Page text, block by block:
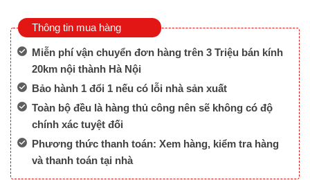
Thông tin mua hàng
Miễn phí vận chuyển đơn hàng trên 3 Triệu bán kính
20km nội thành Hà Nội
Bảo hành 1 đổi 1 nếu có lỗi nhà sản xuất
Toàn bộ đều là hàng thủ công nên sẽ không có độ
chính xác tuyệt đối
Phương thức thanh toán: Xem hàng, kiểm tra hàng
và thanh toán tại nhà